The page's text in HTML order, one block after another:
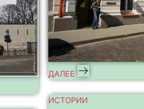
ДАЛЕЕ
ИСТОРИИ